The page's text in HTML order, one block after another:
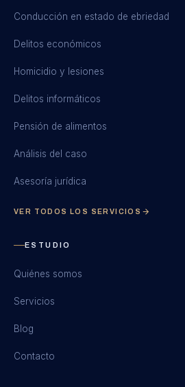
Conducción en estado de ebriedad
Delitos económicos
Homicidio y lesiones
Delitos informáticos
Pensión de alimentos
Análisis del caso
Asesoría jurídica
VER TODOS LOS SERVICIOS
ESTUDIO
Quiénes somos
Servicios
Blog
Contacto